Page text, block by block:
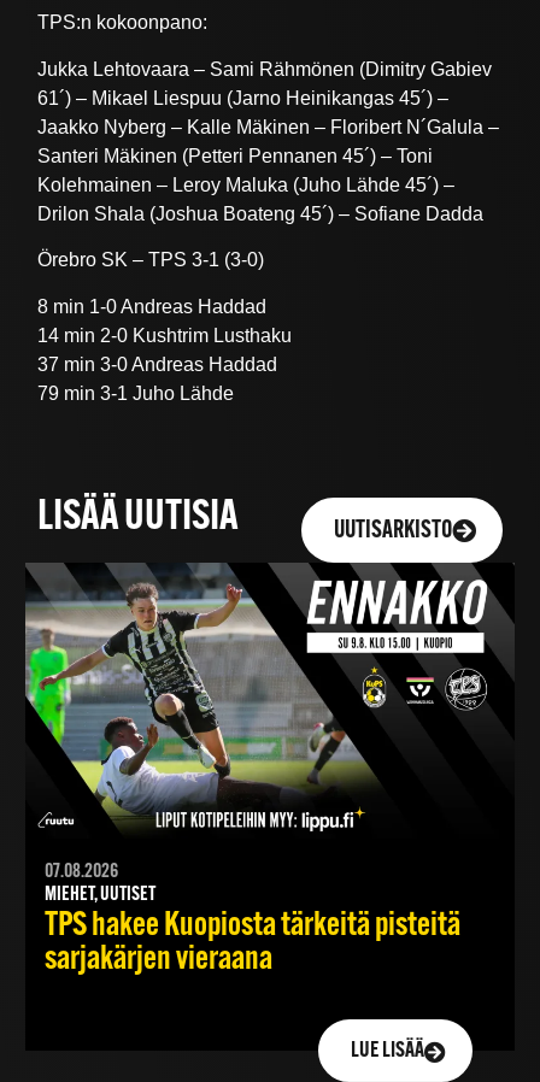
TPS:n kokoonpano:
Jukka Lehtovaara – Sami Rähmönen (Dimitry Gabiev
61´) – Mikael Liespuu (Jarno Heinikangas 45´) –
Jaakko Nyberg – Kalle Mäkinen – Floribert N´Galula –
Santeri Mäkinen (Petteri Pennanen 45´) – Toni
Kolehmainen – Leroy Maluka (Juho Lähde 45´) –
Drilon Shala (Joshua Boateng 45´) – Sofiane Dadda
Örebro SK – TPS 3-1 (3-0)
8 min 1-0 Andreas Haddad
14 min 2-0 Kushtrim Lusthaku
37 min 3-0 Andreas Haddad
79 min 3-1 Juho Lähde
LISÄÄ UUTISIA UUTISARKISTO
07.08.2026
MIEHET, UUTISET
TPS hakee Kuopiosta tärkeitä pisteitä
sarjakärjen vieraana
LUE LISÄÄ